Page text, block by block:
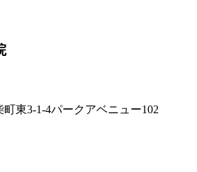
東3-1-4パークアベニュー102